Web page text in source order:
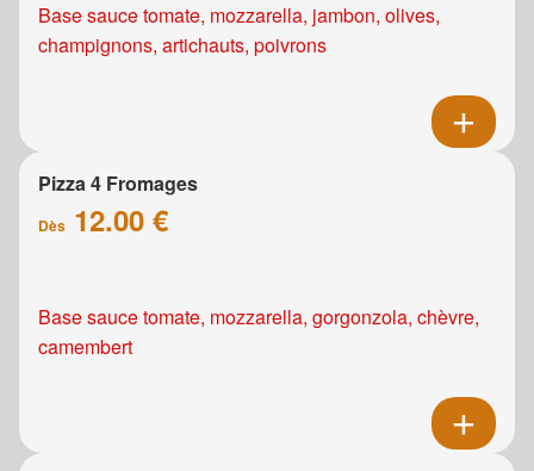
Base sauce tomate, mozzarella, jambon, olives,
champignons, artichauts, poivrons
Pizza 4 Fromages
Dès 12.00 €
Base sauce tomate, mozzarella, gorgonzola, chèvre,
camembert